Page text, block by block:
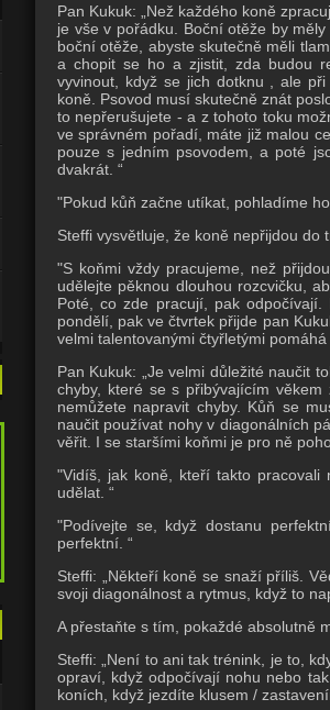
Pan Kukuk: „Než každého koně
je vše v pořádku. Boční otěže by
boční otěže, abyste skutečně měli
a chopit se ho a zjistit, zda budou
vyvinout, když se jich dotknu , ale
koně. Psovod musí skutečně znát
to nepřerušujete - a z tohoto toku
ve správném pořadí, máte již malou
pouze s jedním psovodem, a poté
dvakrát. “
"Pokud kůň začne utíkat, pohladíme
Steffi vysvětluje, že koně nepřijdou do
"S koňmi vždy pracujeme, než
udělejte pěknou dlouhou rozcvičku,
Poté, co zde pracují, pak odpočívají.
pondělí, pak ve čtvrtek přijde pan
velmi talentovanými čtyřletými
Pan Kukuk: „Je velmi důležité naučit
chyby, které se s přibývajícím
nemůžete napravit chyby. Kůň se
naučit používat nohy v diagonálních
věřit. I se staršími koňmi je pro ně
"Vidíš, jak koně, kteří takto pracovali
udělat. “
"Podívejte se, když dostanu
perfektní. “
Steffi: „Někteří koně se snaží příliš.
svoji diagonálnost a rytmus, když to
A přestaňte s tím, pokaždé absolutně
Steffi: „Není to ani tak trénink, je to,
opraví, když odpočívají nohu nebo tak
koních, když jezdíte klusem /